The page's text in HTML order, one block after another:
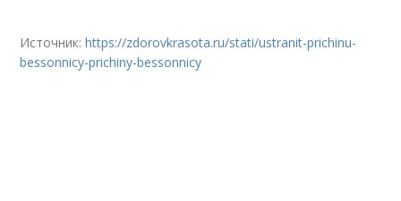
Источник:https://zdorovkrasota.ru/stati/ustranit-prichinu-
bessonnicy-prichiny-bessonnicy